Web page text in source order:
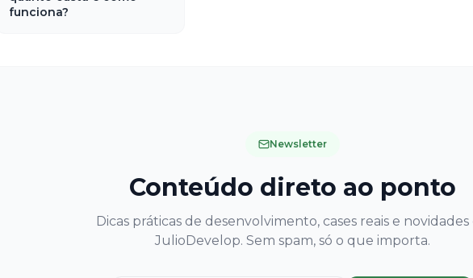
funciona?
Newsletter
Conteúdo direto ao ponto
Dicas práticas de desenvolvimento, cases reais e novidades
JulioDevelop. Sem spam, só o que importa.